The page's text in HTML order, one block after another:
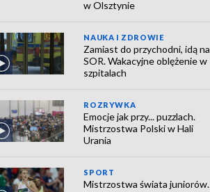
w Olsztynie
NAUKA I ZDROWIE
Zamiast do przychodni, idą na
SOR. Wakacyjne oblężenie w
szpitalach
ROZRYWKA
Emocje jak przy... puzzlach.
Mistrzostwa Polski w Hali
Urania
SPORT
Mistrzostwa świata juniorów.